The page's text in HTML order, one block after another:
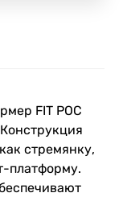
FIT РОС
стремянку,
платформу.